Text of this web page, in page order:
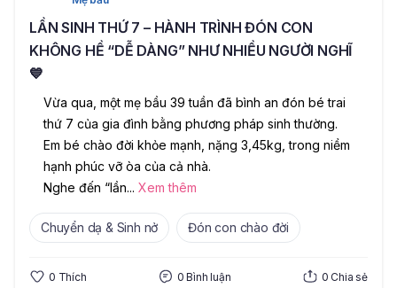
LẦN SINH THỨ 7 – HÀNH TRÌNH ĐÓN CON
KHÔNG HỀ “DỄ DÀNG” NHƯ NHIỀU NGƯỜI NGHĨ
💙
Vừa qua, một mẹ bầu 39 tuần đã bình an đón bé trai
thứ 7 của gia đình bằng phương pháp sinh thường.
Em bé chào đời khỏe mạnh, nặng 3,45kg, trong niềm
hạnh phúc vỡ òa của cả nhà.
Nghe đến “lần... Xem thêm
Chuyển dạ & Sinh nở Đón con chào đời
0 Thích 0 Bình luận 0 Chia sẻ